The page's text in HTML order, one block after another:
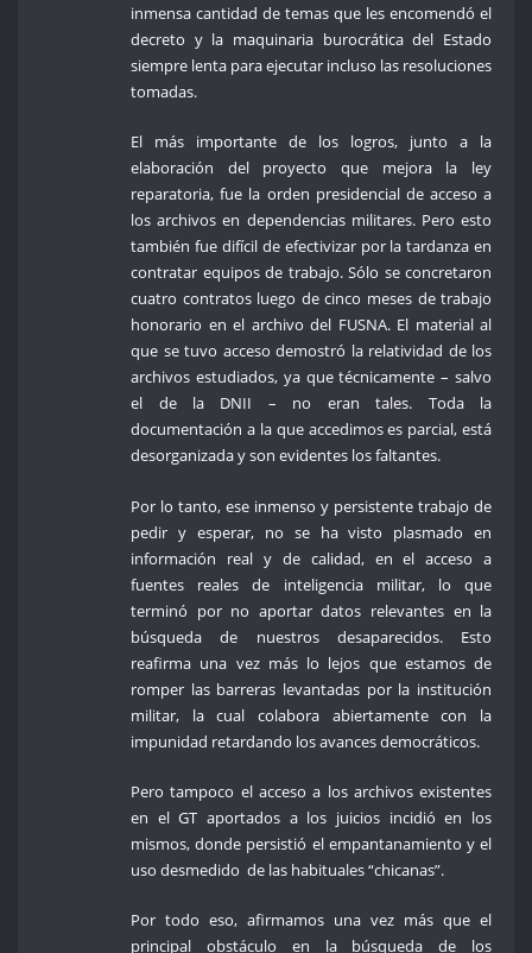
inmensa cantidad de temas que les encomendó el
decreto y la maquinaria burocrática del Estado
siempre lenta para ejecutar incluso las resoluciones
tomadas.
El más importante de los logros, junto a la
elaboración del proyecto que mejora la ley
reparatoria, fue la orden presidencial de acceso a
los archivos en dependencias militares. Pero esto
también fue difícil de efectivizar por la tardanza en
contratar equipos de trabajo. Sólo se concretaron
cuatro contratos luego de cinco meses de trabajo
honorario en el archivo del FUSNA. El material al
que se tuvo acceso demostró la relatividad de los
archivos estudiados, ya que técnicamente – salvo
el de la DNII – no eran tales. Toda la
documentación a la que accedimos es parcial, está
desorganizada y son evidentes los faltantes.
Por lo tanto, ese inmenso y persistente trabajo de
pedir y esperar, no se ha visto plasmado en
información real y de calidad, en el acceso a
fuentes reales de inteligencia militar, lo que
terminó por no aportar datos relevantes en la
búsqueda de nuestros desaparecidos. Esto
reafirma una vez más lo lejos que estamos de
romper las barreras levantadas por la institución
militar, la cual colabora abiertamente con la
impunidad retardando los avances democráticos.
Pero tampoco el acceso a los archivos existentes
en el GT aportados a los juicios incidió en los
mismos, donde persistió el empantanamiento y el
uso desmedido de las habituales “chicanas”.
Por todo eso, afirmamos una vez más que el
principal obstáculo en la búsqueda de los